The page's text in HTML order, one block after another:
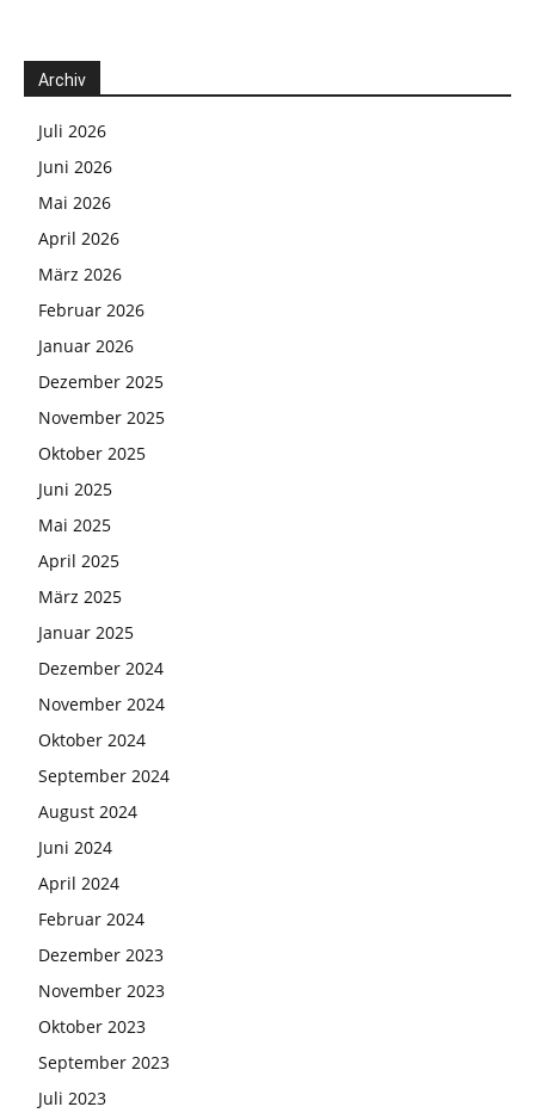
Archiv
Juli 2026
Juni 2026
Mai 2026
April 2026
März 2026
Februar 2026
Januar 2026
Dezember 2025
November 2025
Oktober 2025
Juni 2025
Mai 2025
April 2025
März 2025
Januar 2025
Dezember 2024
November 2024
Oktober 2024
September 2024
August 2024
Juni 2024
April 2024
Februar 2024
Dezember 2023
November 2023
Oktober 2023
September 2023
Juli 2023